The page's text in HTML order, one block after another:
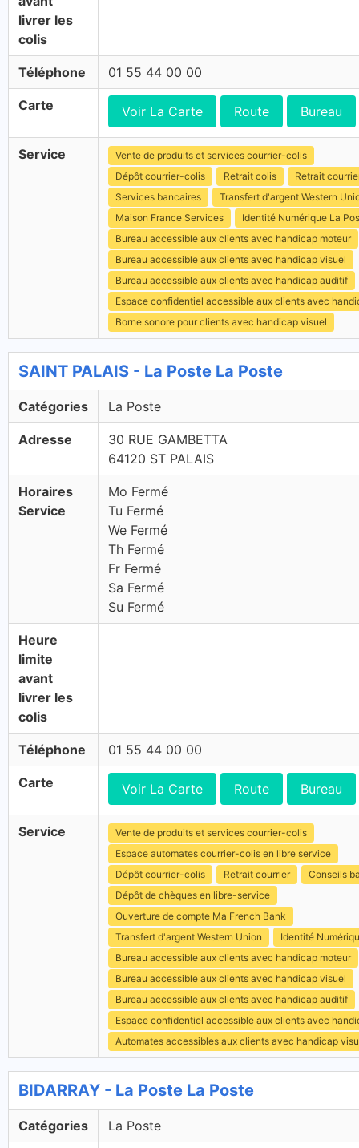
livrer les
colis
Téléphone 01 55 44 00 00
Carte Voir La Carte Route Bureau
Service
Vente de produits et services courrier-colis
Dépôt courrier-colis
Retrait colis
Retrait
Services bancaires
Transfert d'argent Western
Maison France Services
Identité Numérique La
Bureau accessible aux clients avec handicap moteur
Bureau accessible aux clients avec handicap visuel
Bureau accessible aux clients avec handicap auditif
Espace confidentiel accessible aux clients avec
Borne sonore pour clients avec handicap visuel
SAINT PALAIS - La Poste La Poste
Catégories La Poste
Adresse
30 RUE GAMBETTA
64120 ST PALAIS
Horaires
Service
Mo Fermé
Tu Fermé
We Fermé
Th Fermé
Fr Fermé
Sa Fermé
Su Fermé
Heure
limite
avant
livrer les
colis
Téléphone 01 55 44 00 00
Carte Voir La Carte Route Bureau
Service
Vente de produits et services courrier-colis
Espace automates courrier-colis en libre service
Dépôt courrier-colis
Retrait courrier
Conseils
Dépôt de chèques en libre-service
Ouverture de compte Ma French Bank
Transfert d'argent Western Union
Identité
Bureau accessible aux clients avec handicap moteur
Bureau accessible aux clients avec handicap visuel
Bureau accessible aux clients avec handicap auditif
Espace confidentiel accessible aux clients avec
Automates accessibles aux clients avec handicap
BIDARRAY - La Poste La Poste
Catégories La Poste